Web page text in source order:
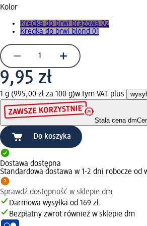
Kolor
Kredka do brwi brązowa 02
Kredka do brwi blond 01
9,95 zł
1 g (995,00 zł za 100 g)w tym VAT plus
Stała cena dm
Do koszyka
Dostawa dostępna
Standardowa dostawa w 1-2 dni robocze od
Sprawdź dostępność w sklepie dm
Darmowa wysyłka od 169 zł
Bezpłatny zwrot również w sklepie dm